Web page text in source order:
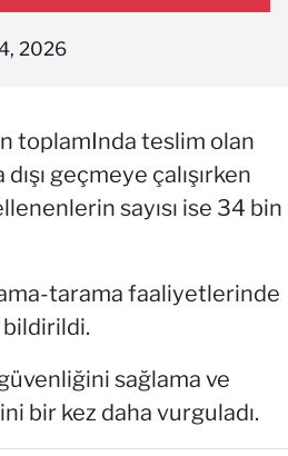
2026
toplamInda teslim olan
geçmeye çalışırken
sayısı ise 34 bin
tarama faaliyetlerinde
sağlama ve
bir kez daha vurguladı.